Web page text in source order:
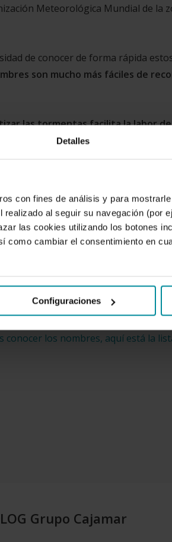
Detalles
con fines de análisis y para
al seguir su navegación (por
las cookies utilizando los botones
como cambiar el consentimiento en
Configuraciones
Meteorológica Mundial de la
de conocer de forma rápida
son mucho más fáciles de
las tormentas facilita la labor
incrementa el interés que
ante esos fenómenos.
cabe citar el huracán Antje:
arrancó el mástil de una
más organizado y eficiente, los
alfabéticamente. Así pues,
del año.
1979, empezaron a usarse
conocer los nombres, aquí está la
Grupo Cajamar